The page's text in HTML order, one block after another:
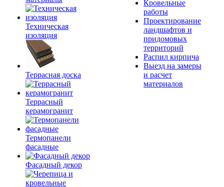
Техническая
изоляция
Террасная доска
Террасный
керамогранит
Термопанели
фасадные
Фасадный декор
Кровельные
работы
Проектирование
ландшафтов и
придомовых
территорий
Распил кирпича
Выезд на замеры
и расчет
материалов